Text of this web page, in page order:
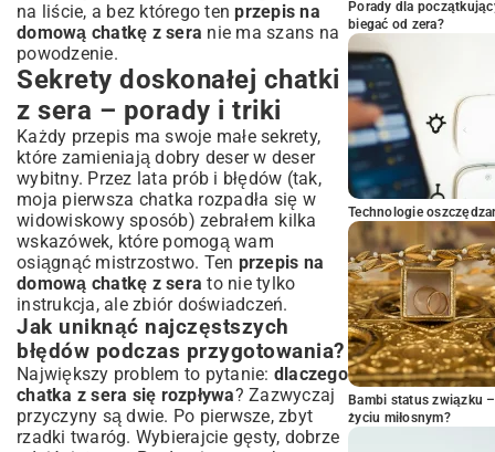
na liście, a bez którego tenprzepis na
domową chatkę z sera nie ma szans na
powodzenie.
Sekrety doskonałej chatki
z sera – porady i triki
Każdy przepis ma swoje małe sekrety,
które zamieniają dobry deser w deser
wybitny. Przez lata prób i błędów (tak,
moja pierwsza chatka rozpadła się w
widowiskowy sposób) zebrałem kilka
wskazówek, które pomogą wam
osiągnąć mistrzostwo. Ten przepis na
domową chatkę z sera to nie tylko
instrukcja, ale zbiór doświadczeń.
Jak uniknąć najczęstszych
błędów podczas przygotowania?
Największy problem to pytanie: dlaczego
chatka z sera się rozpływa? Zazwyczaj
przyczyny są dwie. Po pierwsze, zbyt
rzadki twaróg. Wybierajcie gęsty, dobrze
Porady dla
biegać od zera?
Technologie
Bambi status związku
życiu miłosnym?